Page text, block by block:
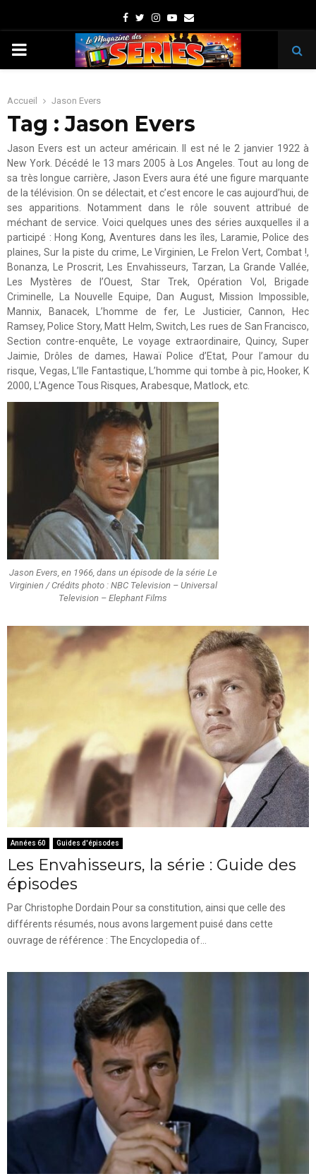
Facebook
TwitterInstagram
Youtube
Email
PRIMARY
Accueil Jason Evers
Tag : Jason Evers
Jason Evers est un acteur américain. Il est né le 2 janvier 1922 à
New York. Décédé le 13 mars 2005 à Los Angeles. Tout au long de
sa très longue carrière, Jason Evers aura été une figure marquante
de la télévision. On se délectait, et c’est encore le cas aujourd’hui, de
ses apparitions. Notamment dans le rôle souvent attribué de
méchant de service. Voici quelques unes des séries auxquelles il a
participé : Hong Kong, Aventures dans les îles, Laramie, Police des
plaines, Sur la piste du crime, Le Virginien, Le Frelon Vert, Combat !,
Bonanza, Le Proscrit, Les Envahisseurs, Tarzan, La Grande Vallée,
Les Mystères de l’Ouest, Star Trek, Opération Vol, Brigade
Criminelle, La Nouvelle Equipe, Dan August, Mission Impossible,
Mannix, Banacek, L’homme de fer, Le Justicier, Cannon, Hec
Ramsey, Police Story, Matt Helm, Switch, Les rues de San Francisco,
Section contre-enquête, Le voyage extraordinaire, Quincy, Super
Jaimie, Drôles de dames, Hawaï Police d’Etat, Pour l’amour du
risque, Vegas, L’Ile Fantastique, L’homme qui tombe à pic, Hooker, K
2000, L’Agence Tous Risques, Arabesque, Matlock, etc.
Jason Evers, en 1966, dans un épisode de la série Le
Virginien / Crédits photo : NBC Television – Universal
Television – Elephant Films
Années 60 Guides d'épisodes
Les Envahisseurs, la série : Guide des
épisodes
Par Christophe Dordain Pour sa constitution, ainsi que celle des
différents résumés, nous avons largement puisé dans cette
ouvrage de référence : The Encyclopedia of...